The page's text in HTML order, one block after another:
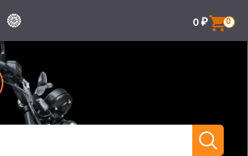
0
0 ₽